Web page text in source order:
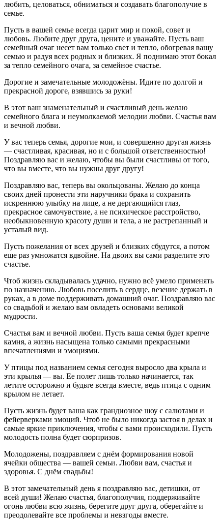
любить, целоваться, обниматься и создавать благополучие в
семье.
Пусть в вашей семье всегда царит мир и покой, совет и
любовь. Любите друг друга, цените и уважайте. Пусть ваш
семейный очаг несет вам только свет и тепло, обогревая вашу
семью и радуя всех родных и близких. Я поднимаю этот бокал
за тепло семейного очага, за семейное счастье.
Дорогие и замечательные молодожёны. Идите по долгой и
прекрасной дороге, взявшись за руки!
В этот ваш знаменательный и счастливый день желаю
семейного блага и неумолкаемой мелодии любви. Счастья вам
и вечной любви.
У вас теперь семья, дорогие мои, и совершенно другая жизнь
— счастливая, красивая, но и с большой ответственностью!
Поздравляю вас и желаю, чтобы вы были счастливы от того,
что вы вместе, что вы нужны друг другу!
Поздравляю вас, теперь вы окольцованы. Желаю до конца
своих дней пронести эти наручники брака и сохранить
искреннюю улыбку на лице, а не дергающийся глаз,
прекрасное самочувствие, а не психическое расстройство,
необыкновенную красоту души и тела, а не растрепанный и
усталый вид.
Пусть пожелания от всех друзей и близких сбудутся, а потом
еще раз умножатся вдвойне. На двоих вы сами разделите это
счастье.
Чтоб жизнь складывалась удачно, нужно всё умело применять
по назначению. Любовь поселить в сердце, везение держать в
руках, а в доме поддерживать домашний очаг. Поздравляю вас
со свадьбой и желаю вам овладеть основами великой
мудрости.
Счастья вам и вечной любви. Пусть ваша семья будет крепче
камня, а жизнь насыщена только самыми прекрасными
впечатлениями и эмоциями.
У птицы под названием семья сегодня выросло два крыла и
эти крылья — вы. Ее полет лишь только начинается, так
летите осторожно и будьте всегда вместе, ведь птица с одним
крылом не летает.
Пусть жизнь будет ваша как грандиозное шоу с салютами и
фейерверками эмоций. Чтоб не было никогда застоя в делах и
самые яркие приключения, чтобы с вами происходили. Пусть
молодость полна будет сюрпризов.
Молодожены, поздравляем с днём формирования новой
ячейки общества — вашей семьи. Любви вам, счастья и
здоровья. С днём свадьбы!
В этот замечательный день я поздравляю вас, детишки, от
всей души! Желаю счастья, благополучия, поддерживайте
огонь любви всю жизнь, берегите друг друга, оберегайте и
преодолевайте все проблемы и невзгоды вместе.